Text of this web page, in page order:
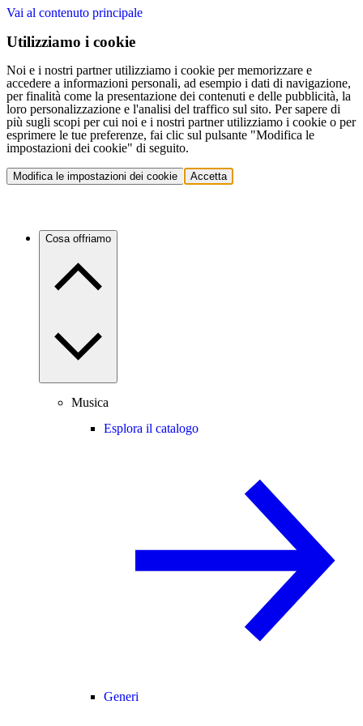
Vai al contenuto principale
Utilizziamo i cookie
Noi e i nostri partner utilizziamo i cookie per memorizzare e
accedere a informazioni personali, ad esempio i dati di navigazione,
per finalità come la presentazione dei contenuti e delle pubblicità, la
loro personalizzazione e l'analisi del traffico sul sito. Per sapere di
più sugli scopi per cui noi e i nostri partner utilizziamo i cookie o per
esprimere le tue preferenze, fai clic sul pulsante "Modifica le
impostazioni dei cookie" di seguito.
Modifica le impostazioni dei cookie Accetta
Cosa offriamo
Musica
Esplora il catalogo
Generi